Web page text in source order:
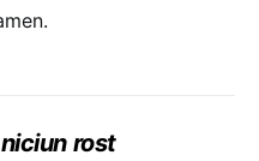
rost